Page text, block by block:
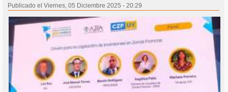
Publicado el Viernes, 05 Diciembre 2025 - 20:29